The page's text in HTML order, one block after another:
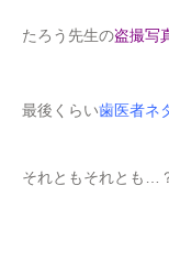
たろう先生の盗撮写
最後くらい歯医者ネ
それともそれとも…